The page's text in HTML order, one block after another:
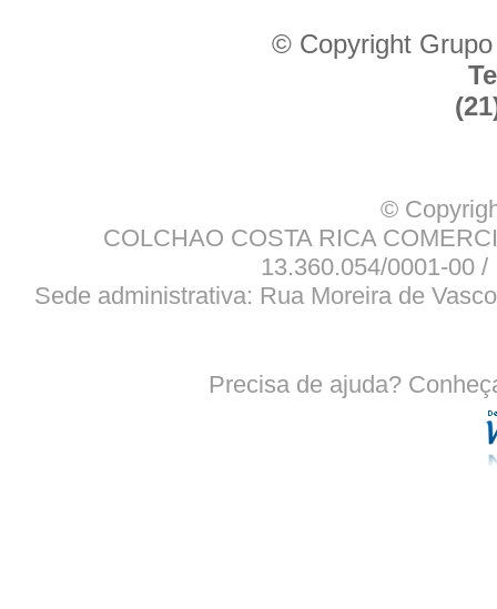
© Copyright
©
COLCHAO COSTA RICA
13.360.054/0001-00
Sede administrativa: Rua Moreira de
Precisa de ajuda?